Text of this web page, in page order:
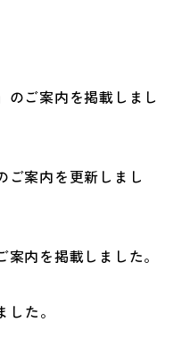
」のご案内を掲載しまし
ご案内を更新しまし
案内を掲載しました。
した。